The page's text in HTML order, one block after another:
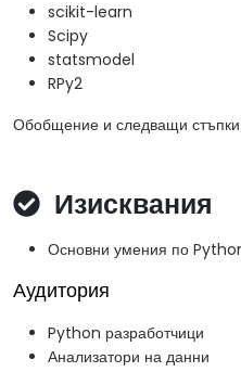
scikit-learn
Scipy
statsmodel
RPy2
Обобщение и следващи стъпки
Изисквания
Основни умения по
Аудитория
Python разработчици
Анализатори на данни